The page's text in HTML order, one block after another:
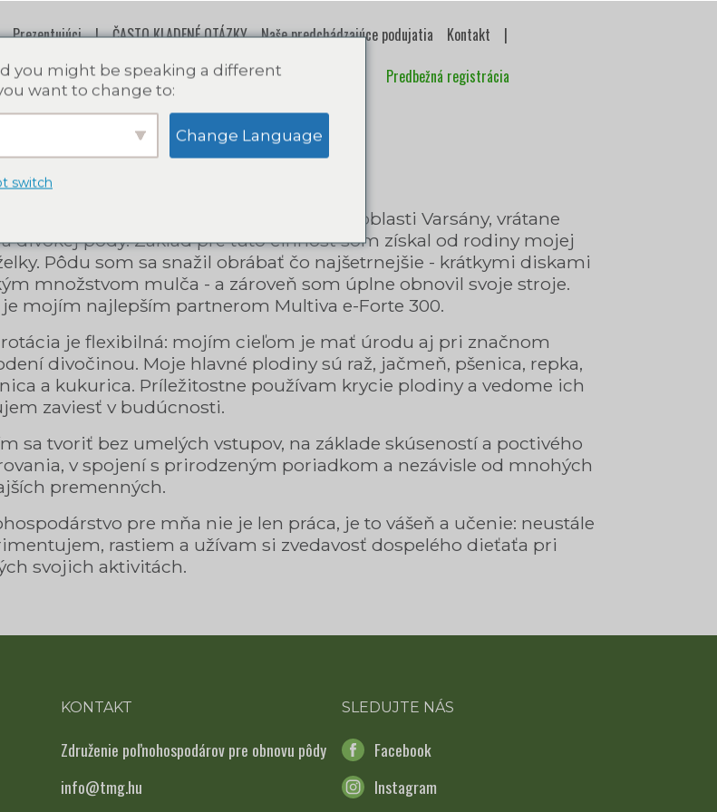
Prezentujúci | ČASTO KLADENÉ OTÁZKY Naše predchádzajúce podujatia Kontakt
|
Predbežná registrácia
Bartus
celkovo 140 hektárov pôdy v oblasti Varsány, vrátane
a divokej pôdy. Základ pre túto činnosť som získal od rodiny mojej
Pôdu som sa snažil obrábať čo najšetrnejšie - krátkymi diskami
množstvom mulča - a zároveň som úplne obnovil svoje stroje.
je mojím najlepším partnerom Multiva e-Forte 300.
je flexibilná: mojím cieľom je mať úrodu aj pri značnom
divočinou. Moje hlavné plodiny sú raž, jačmeň, pšenica, repka,
a kukurica. Príležitostne používam krycie plodiny a vedome ich
zaviesť v budúcnosti.
sa tvoriť bez umelých vstupov, na základe skúseností a poctivého
v spojení s prirodzeným poriadkom a nezávisle od mnohých
premenných.
pre mňa nie je len práca, je to vášeň a učenie: neustále
rastiem a užívam si zvedavosť dospelého dieťaťa pri
svojich aktivitách.
KONTAKT
Združenie poľnohospodárov pre obnovu pôdy
info@tmg.hu
SLEDUJTE NÁS
Facebook
Instagram
you might be speaking a different
want to change to:
Change Language
switch